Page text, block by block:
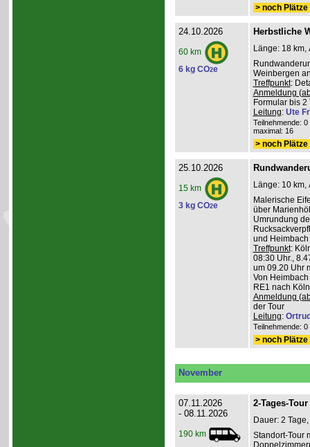
> noch
24.10.2026
60 km
6 kg CO2e
Herbstliche
Länge: 18 km,
Weinbergen
Treffpunkt:
Anmeldung
Formular bis 2
Leitung: Ute
Teilnehmende:
maximal: 16
> noch
25.10.2026
15 km
3 kg CO2e
Länge: 10 km,
Malerische
über
Umrundung
und
Treffpunkt:
08:30 Uhr.,
um 09.20 Uhr
Von
RE1 nach
Anmeldung
der Tour
Leitung:
Teilnehmende:
> noch
November
07.11.2026
- 08.11.2026
190 km
2-Tages-
Dauer: 2
Standort-Tour